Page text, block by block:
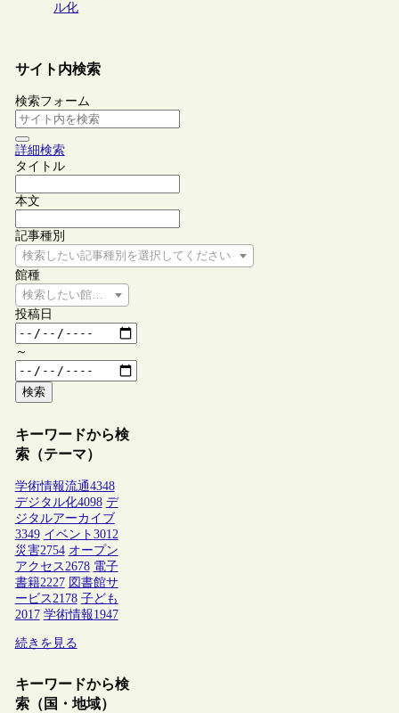
ル化
サイト内検索
検索フォーム
詳細検索
タイトル
本文
記事種別
検索したい記事種別を選択してください
館種
検索したい館種を選択してください
投稿日
～
検索
キーワードから検
索（テーマ）
学術情報流通4348
デジタル化4098 デ
ジタルアーカイブ
3349 イベント 3012
災害2754 オープン
アクセス2678 電子
書籍2227 図書館サ
ービス2178 子ども
2017 学術情報1947
続きを見る
キーワードから検
索（国・地域）